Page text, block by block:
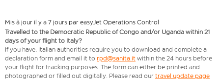
Mis à jour il y a 7 jours par easyJet Operations Control
Travelled to the Democratic Republic of Congo and/or Uganda within 21
days of your flight to Italy?
If you have, Italian authorities require you to download and complete a
declaration form and email it to rpd@sanita.it within the 24 hours before
your flight for tracking purposes. The form can either be printed and
photographed or filled out digitally. Please read our travel update page